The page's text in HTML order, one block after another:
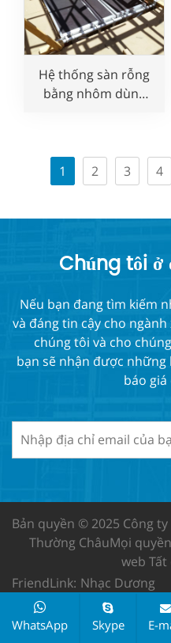
Hệ thống sàn rỗng
bằng nhôm dùng
1 2 3 4
Chúng tôi ở
Nếu bạn đang tìm kiếm
và đáng tin cậy cho
chúng tôi và cho
bạn sẽ nhận được những
báo giá
Bản quyền © 2025 Công
Thường ChâuMọi
web Tất
FriendLink: Nhạc Dương
WhatsApp Skype E-